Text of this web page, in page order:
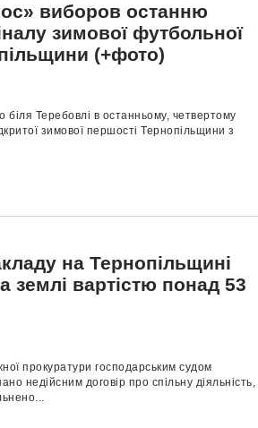
виборов останню
зимової футбольної
(+фото)
біля Теребовлі в останньому, четвертому
зимової першості Тернопільщини з
на Тернопільщині
землі вартістю понад 53
прокуратури господарським судом
недійсним договір про спільну діяльність,